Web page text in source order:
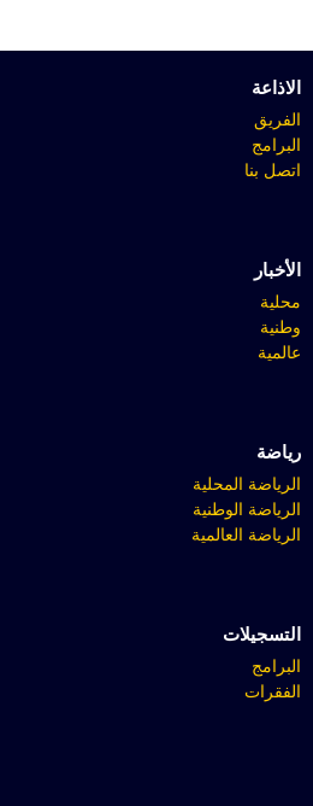
الاذاعة
الفريق
البرامج
اتصل بنا
الأخبار
محلية
وطنية
عالمية
رياضة
الرياضة المحلية
الرياضة الوطنية
الرياضة العالمية
التسجيلات
البرامج
الفقرات